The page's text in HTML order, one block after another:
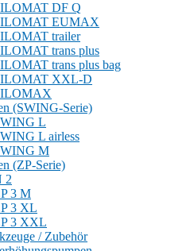
DF Q
EUMAX
trailer
trans plus
trans plus bag
XXL-D
(SWING-Serie)
L
L airless
M
(ZP-Serie)
2
3 M
3 XL
3 XXL
/ Zubehör